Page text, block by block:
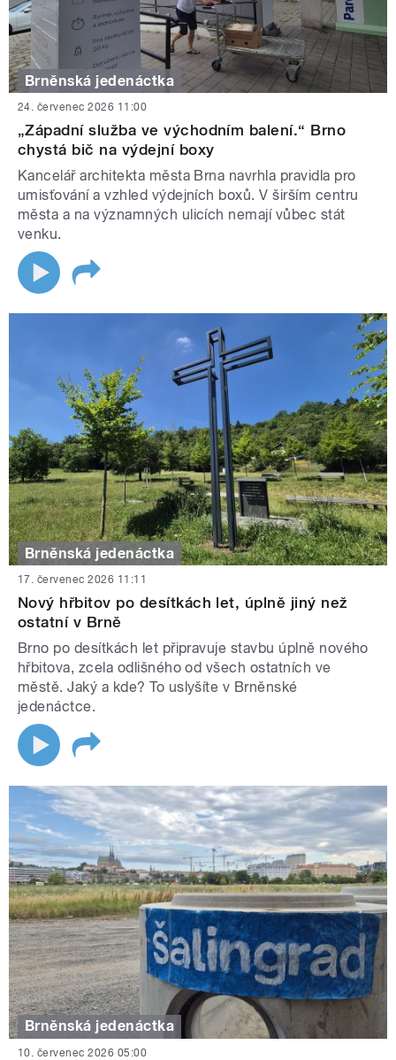
Brněnská jedenáctka
24. červenec 2026 11:00
„Západní služba ve východním balení.“ Brno
chystá bič na výdejní boxy
Kancelář architekta města Brna navrhla pravidla pro
umisťování a vzhled výdejních boxů. V širším centru
města a na významných ulicích nemají vůbec stát
venku.
Brněnská jedenáctka
17. červenec 2026 11:11
Nový hřbitov po desítkách let, úplně jiný než
ostatní v Brně
Brno po desítkách let připravuje stavbu úplně nového
hřbitova, zcela odlišného od všech ostatních ve
městě. Jaký a kde? To uslyšíte v Brněnské
jedenáctce.
Brněnská jedenáctka
10. červenec 2026 05:00